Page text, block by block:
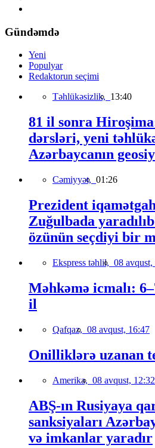
Gündəmdə
Yeni
Populyar
Redaktorun seçimi
Təhlükəsizlik, 13:40
81 il sonra
dərsləri, yeni
Azərbaycanın
Cəmiyyət, 01:26
Prezident
Zuğulbada
özünün seçdiyi bir
Ekspress təhlil, 08 avqust,
Məhkəmə icmalı:
il
Qafqaz, 08 avqust, 16:47
Onilliklərə uzanan
Amerika, 08 avqust, 12:32
ABŞ-ın Rusiyaya
sanksiyaları
və imkanlar yaradır